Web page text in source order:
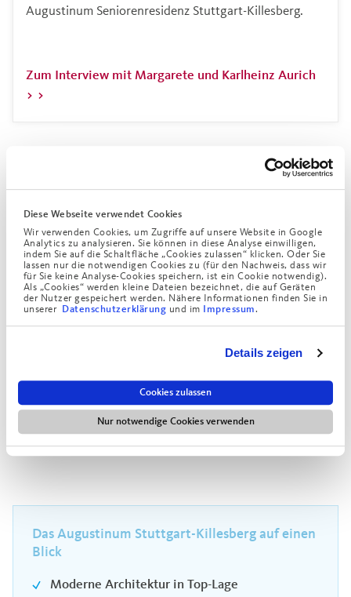
Diese Webseite verwendet Cookies
Wir verwenden Cookies, um Zugriffe auf unsere Website in Google
Analytics zu analysieren. Sie können in diese Analyse einwilligen,
indem Sie auf die Schaltfläche „Cookies zulassen“ klicken. Oder Sie
lassen nur die notwendigen Cookies zu (für den Nachweis, dass wir
für Sie keine Analyse-Cookies speichern, ist ein Cookie notwendig).
Als „Cookies“ werden kleine Dateien bezeichnet, die auf Geräten
der Nutzer gespeichert werden. Nähere Informationen finden Sie in
unserer Datenschutzerklärung und im Impressum.
Details zeigen
Cookies zulassen
Nur notwendige Cookies verwenden
Augustinum Seniorenresidenz Stuttgart-Killesberg.
Zum Interview mit Margarete und Karlheinz Aurich
>
„Zusammen schaffen wir eine Umgebung, die nicht nur
Matthew Köhler, Direktor im Augustinum Stuttgart-
Killesberg
Alle Ansprechpartner*innen in Stuttgart-Killesberg
Das Augustinum Stuttgart-Killesberg auf einen
Blick
Moderne Architektur in Top-Lage